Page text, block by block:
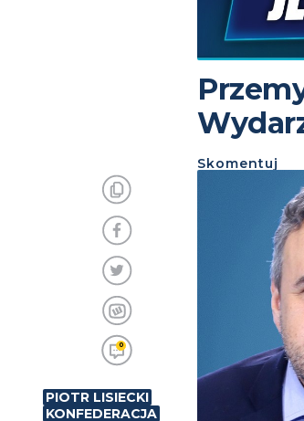
Skomentuj
0
PIOTR LISIECKI
KONFEDERACJA